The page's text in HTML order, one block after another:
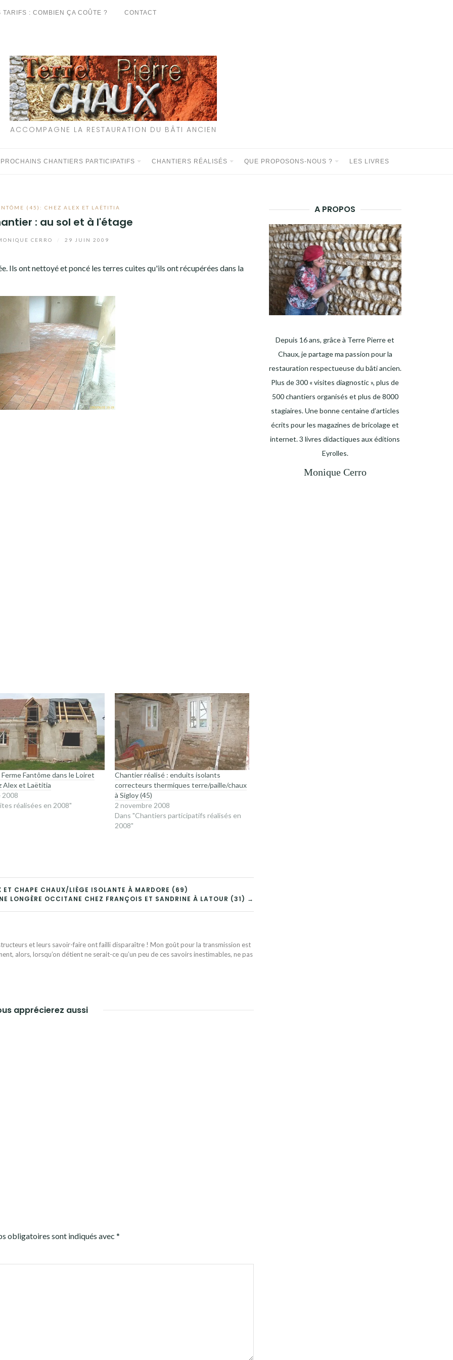
TARIFS : COMBIEN ÇA COÛTE ? CONTACT
ACCOMPAGNE LA RESTAURATION DU BÂTI ANCIEN
CHANTIERS PARTICIPATIFS CHANTIERS RÉALISÉS QUE PROPOSONS-NOUS ? LES LIVRES
(45): CHEZ ALEX ET LAËTITIA
: au sol et à l'étage
CERRO 29 JUIN 2009
Ils ont nettoyé et poncé les terres cuites qu'ils ont récupérées dans la
Fantôme dans le Loiret
Alex et Laëtitia
2008
réalisées en 2008"
Chantier réalisé : enduits isolants
correcteurs thermiques terre/paille/chaux
à Sigloy (45)
2 novembre 2008
Dans "Chantiers participatifs réalisés en
2008"
ET CHAPE CHAUX/LIÈGE ISOLANTE À MARDORE (69)
LONGÈRE OCCITANE CHEZ FRANÇOIS ET SANDRINE À LATOUR (31) →
et leurs savoir-faire ont failli disparaître ! Mon goût pour la transmission est
alors, lorsqu’on détient ne serait-ce qu’un peu de ces savoirs inestimables, ne pas
apprécierez aussi
obligatoires sont indiqués avec *
A PROPOS
Depuis 16 ans, grâce à Terre Pierre et
Chaux, je partage ma passion pour la
restauration respectueuse du bâti ancien.
Plus de 300 « visites diagnostic », plus de
500 chantiers organisés et plus de 8000
stagiaires. Une bonne centaine d’articles
écrits pour les magazines de bricolage et
internet. 3 livres didactiques aux éditions
Eyrolles.
Monique Cerro